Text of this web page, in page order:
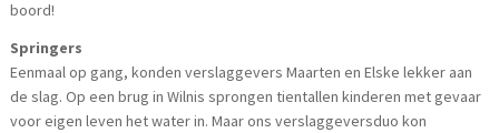
boord!
Springers
Eenmaal op gang, konden verslaggevers Maarten en Elske lekker aan
de slag. Op een brug in Wilnis sprongen tientallen kinderen met gevaar
voor eigen leven het water in. Maar ons verslaggeversduo kon